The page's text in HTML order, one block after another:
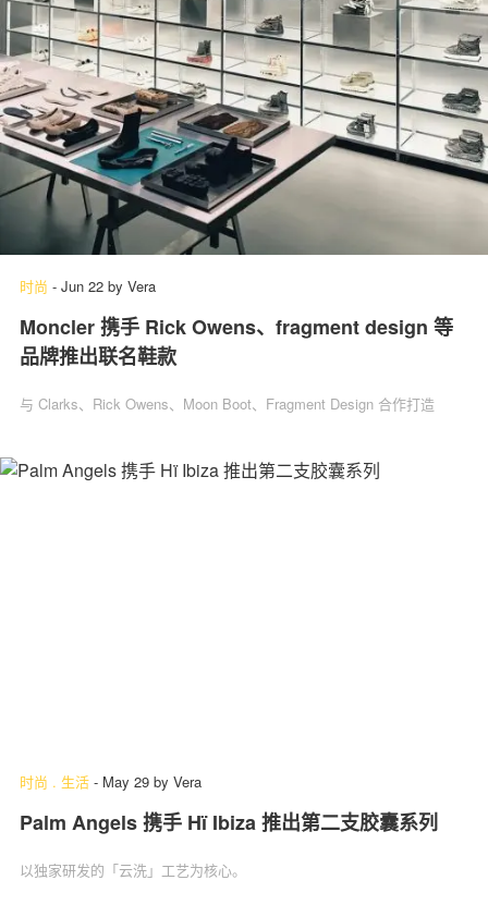
时尚 - Jun 22 by Vera
Moncler 携手 Rick Owens、fragment design 等
品牌推出联名鞋款
与 Clarks、Rick Owens、Moon Boot、Fragment Design 合作打造
时尚 . 生活 - May 29 by Vera
Palm Angels 携手 Hï Ibiza 推出第二支胶囊系列
以独家研发的「云洗」‌工艺为核心。